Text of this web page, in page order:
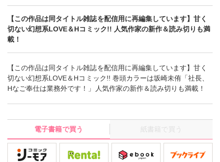
【この作品は同タイトル雑誌を配信用に再編集しています】甘く
切ない幻想系LOVE＆Hコミック!! 人気作家の新作＆読み切りも満
載！
【この作品は同タイトル雑誌を配信用に再編集しています】甘く
切ない幻想系LOVE＆Hコミック!! 巻頭カラーは坂崎未侑「社長、
Hなご奉仕は業務外です！」人気作家の新作＆読み切りも満載！
電子書籍で買う 紙書籍で買う